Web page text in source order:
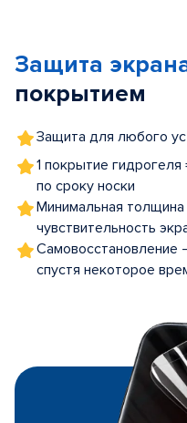
5
Защита
покрытием
Защита для любого
1 покрытие
по сроку носки
Минимальная толщина
чувствительность
Самовосстановление
спустя некоторое